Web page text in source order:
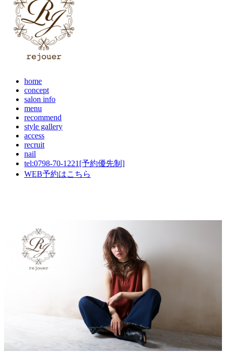
home
concept
salon info
menu
recommend
style gallery
access
recruit
nail
tel:0798-70-1221[予約優先制]
WEB予約はこちら